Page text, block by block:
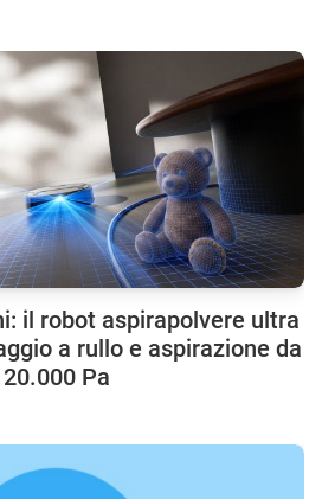
il robot aspirapolvere ultra
a rullo e aspirazione da
20.000 Pa